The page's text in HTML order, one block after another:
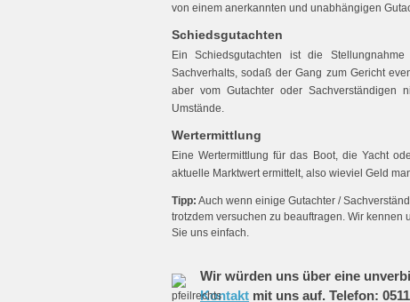
von einem anerkannten und unabhängigen
Schiedsgutachten
Ein Schiedsgutachten ist die
Sachverhalts, sodaß der Gang zum Gericht
aber vom Gutachter oder
Umstände.
Wertermittlung
Eine Wertermittlung für das Boot, die Yacht
aktuelle Marktwert ermittelt, also wieviel Geld
Tipp: Auch wenn einige Gutachter /
trotzdem versuchen zu beauftragen. Wir
Sie uns einfach.
Wir würden uns über eine
Kontakt mit uns auf. Telefon: